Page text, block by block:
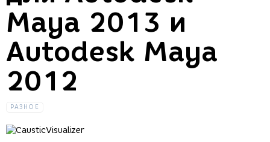
Maya 2013 и
Autodesk Maya
2012
РАЗНОЕ